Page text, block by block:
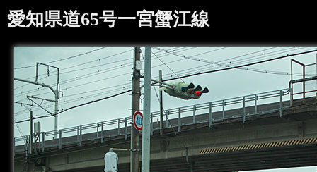
愛知県道65号一宮蟹江線